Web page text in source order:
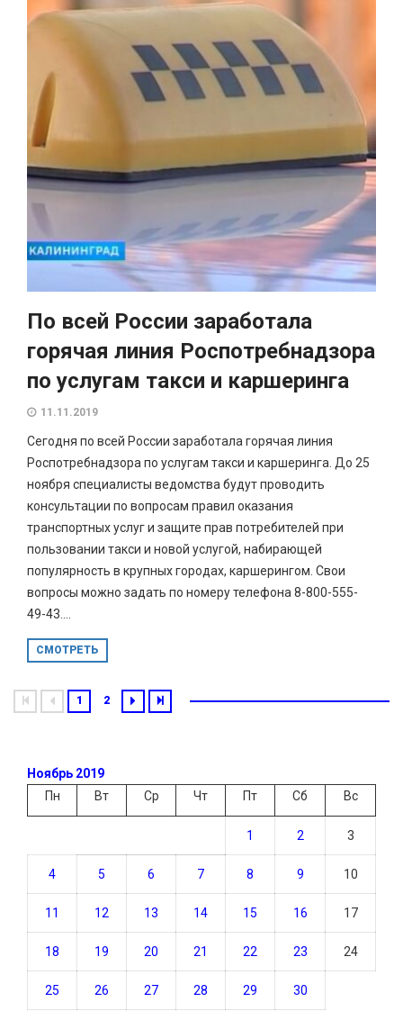
По всей России заработала
горячая линия Роспотребнадзора
по услугам такси и каршеринга
11.11.2019
Сегодня по всей России заработала горячая линия
Роспотребнадзора по услугам такси и каршеринга. До 25
ноября специалисты ведомства будут проводить
консультации по вопросам правил оказания
транспортных услуг и защите прав потребителей при
пользовании такси и новой услугой, набирающей
популярность в крупных городах, каршерингом. Свои
вопросы можно задать по номеру телефона 8-800-555-
49-43....
СМОТРЕТЬ
1 2
Ноябрь 2019
Пн
Вт Ср Чт Пт Сб Вс
1 2 3
4 5 6 7 8 9 10
11 12 13 14 15 16 17
18 19 20 21 22 23 24
25 26 27 28 29 30